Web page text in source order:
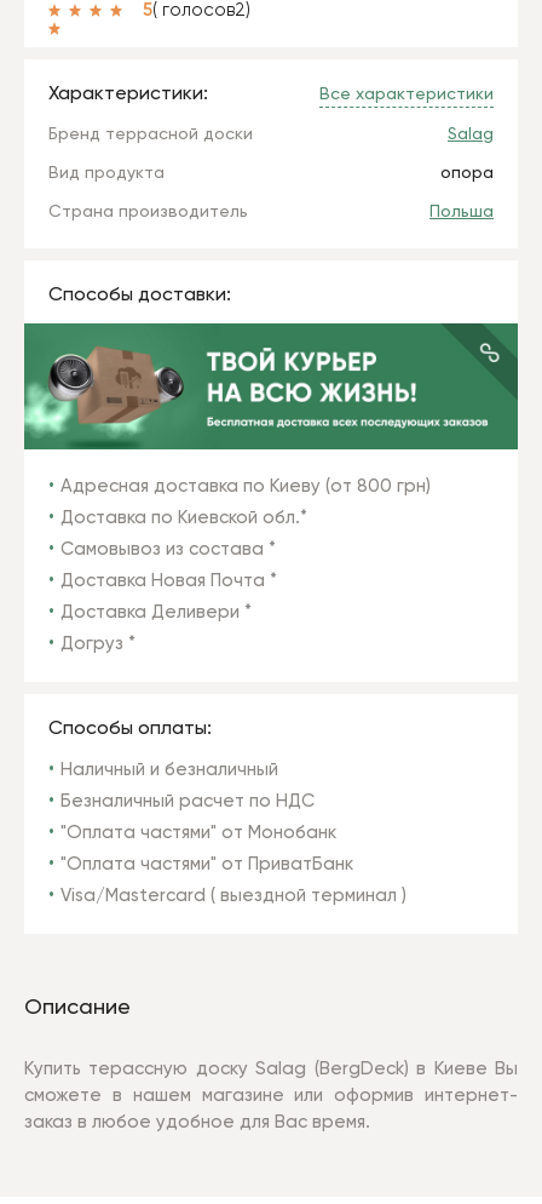
5( голосов2)
Характеристики: Все характеристики
Бренд террасной доски Salag
Вид продукта опора
Страна производитель Польша
Способы доставки:
Адресная доставка по Киеву (от 800 грн)
Доставка по Киевской обл.*
Самовывоз из состава *
Доставка Новая Почта *
Доставка Деливери *
Догруз *
Способы оплаты:
Наличный и безналичный
Безналичный расчет по НДС
"Оплата частями" от Монобанк
"Оплата частями" от ПриватБанк
Visa/Mastercard ( выездной терминал )
Описание
Купить терассную доску Salag (BergDeck) в Киеве Вы
сможете в нашем магазине или оформив интернет-
заказ в любое удобное для Вас время.